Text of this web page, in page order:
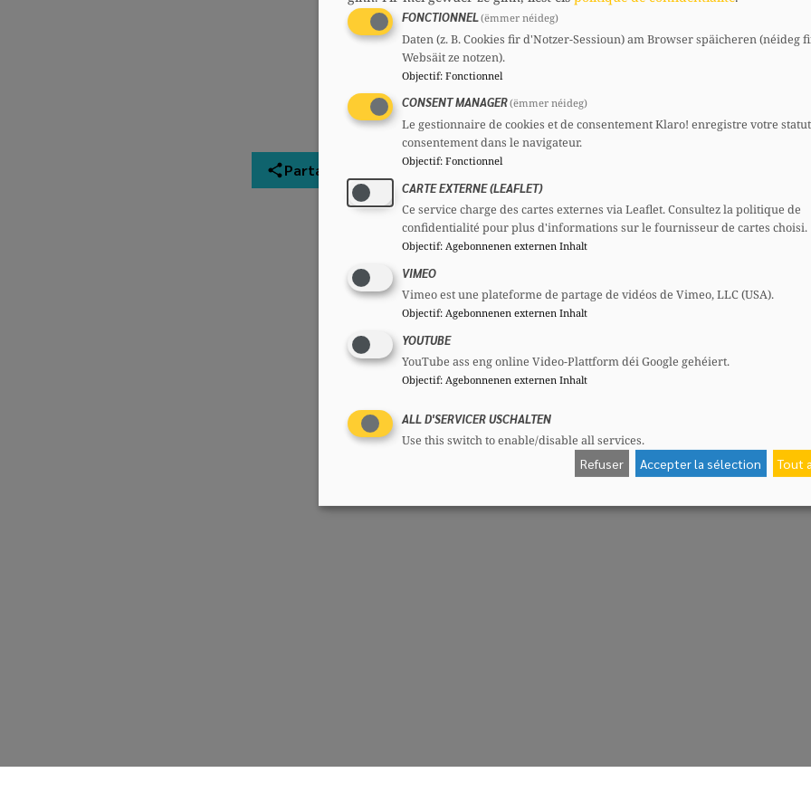
Partager
FONCTIONNEL(ëmmer néideg)
Daten (z. B. Cookies fir d'Notzer-Sessioun) am Browser späicheren (néideg
Websäit ze notzen).
Objectif: Fonctionnel
CONSENT MANAGER(ëmmer néideg)
Le gestionnaire de cookies et de consentement Klaro! enregistre votre
consentement dans le navigateur.
Objectif: Fonctionnel
CARTE EXTERNE (LEAFLET)
Ce service charge des cartes externes via Leaflet. Consultez la politique de
confidentialité pour plus d'informations sur le fournisseur de cartes choisi.
Objectif: Agebonnenen externen Inhalt
VIMEO
Vimeo est une plateforme de partage de vidéos de Vimeo, LLC (USA).
Objectif: Agebonnenen externen Inhalt
YOUTUBE
YouTube ass eng online Video-Plattform déi Google gehéiert.
Objectif: Agebonnenen externen Inhalt
ALL D'SERVICER USCHALTEN
Use this switch to enable/disable all services.
Refuser Accepter la sélection Tout